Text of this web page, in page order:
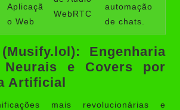
Aplicaçã
o Web
WebRTC
automação
de chats.
Engenharia
Neurais e Covers por
Artificial
mais revolucionárias e